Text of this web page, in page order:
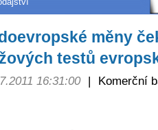
měny
testů
16:31:00 | Komerční